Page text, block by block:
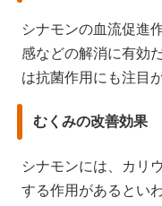
シナモンの血流促進
感などの解消に有効
は抗菌作用にも注目
むくみの改善効果
シナモンには、カリ
する作用があるとい